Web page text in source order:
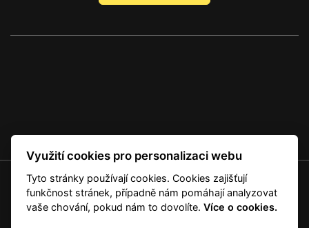
© 2001 — 2026 Copyright CMI News a dodavatelé obsahu. |
Využití cookies pro personalizaci webu
Tyto stránky používají cookies. Cookies zajišťují
funkčnost stránek, případně nám pomáhají analyzovat
vaše chování, pokud nám to dovolíte.Více o cookies.